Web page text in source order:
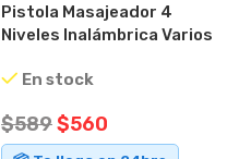
Pistola Masajeador 4
Niveles Inalámbrica Varios
En stock
$589$560